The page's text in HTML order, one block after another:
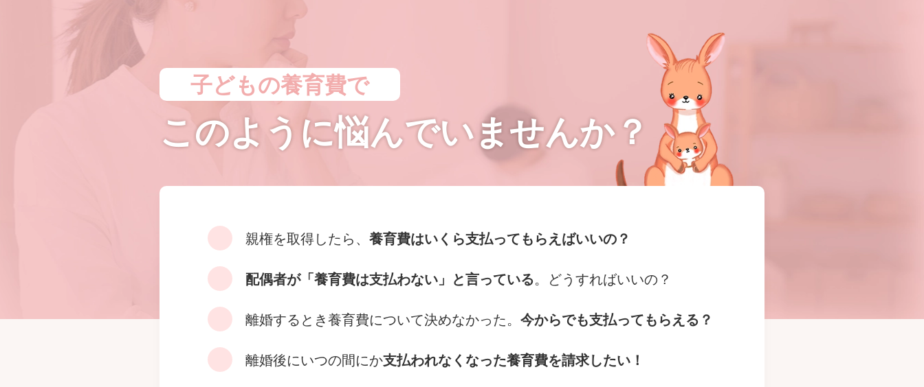
子どもの養育費で
このように悩んでいませんか？
親権を取得したら、 養育費はいくら支払ってもらえばいいの？
配偶者が「養育費は支払わない」と言っている。どうすればいいの？
離婚するとき養育費について決めなかった。 今からでも支払ってもらえる？
離婚後にいつの間にか支払われなくなった養育費を請求したい！